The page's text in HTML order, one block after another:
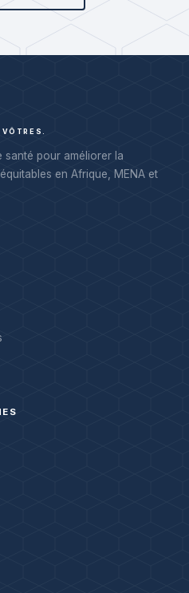
santé pour améliorer la
en Afrique, MENA et